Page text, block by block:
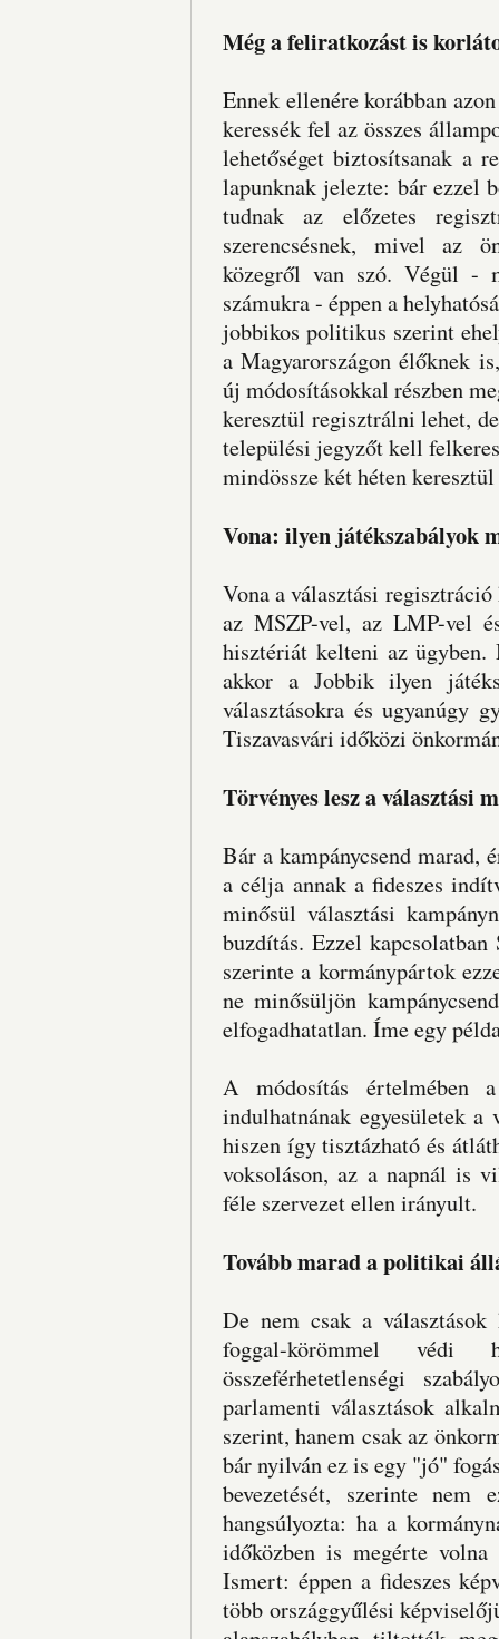
Még a feliratkozást is
Ennek ellenére korábban
keressék fel az összes
lehetőséget biztosítsanak a
lapunknak jelezte: bár ezzel
tudnak az előzetes
szerencsésnek, mivel az
közegről van szó. Végül -
számukra - éppen a
jobbikos politikus szerint
a Magyarországon élőknek
új módosításokkal részben
keresztül regisztrálni lehet,
települési jegyzőt kell
mindössze két héten
Vona: ilyen játékszabályok
Vona a választási
az MSZP-vel, az LMP-vel
hisztériát kelteni az
akkor a Jobbik ilyen
választásokra és ugyanúgy
Tiszavasvári időközi
Törvényes lesz a választási
Bár a kampánycsend marad,
a célja annak a fideszes
minősül választási
buzdítás. Ezzel
szerinte a kormánypártok
ne minősüljön
elfogadhatatlan. Íme egy
A módosítás értelmében
indulhatnának egyesületek
hiszen így tisztázható és
voksoláson, az a napnál is
féle szervezet ellen irányult.
Tovább marad a politikai
De nem csak a
foggal-körömmel
összeférhetetlenségi
parlamenti választások
szerint, hanem csak az
bár nyilván ez is egy "jó"
bevezetését, szerinte
hangsúlyozta: ha a
időközben is megérte volna
Ismert: éppen a fideszes
több országgyűlési